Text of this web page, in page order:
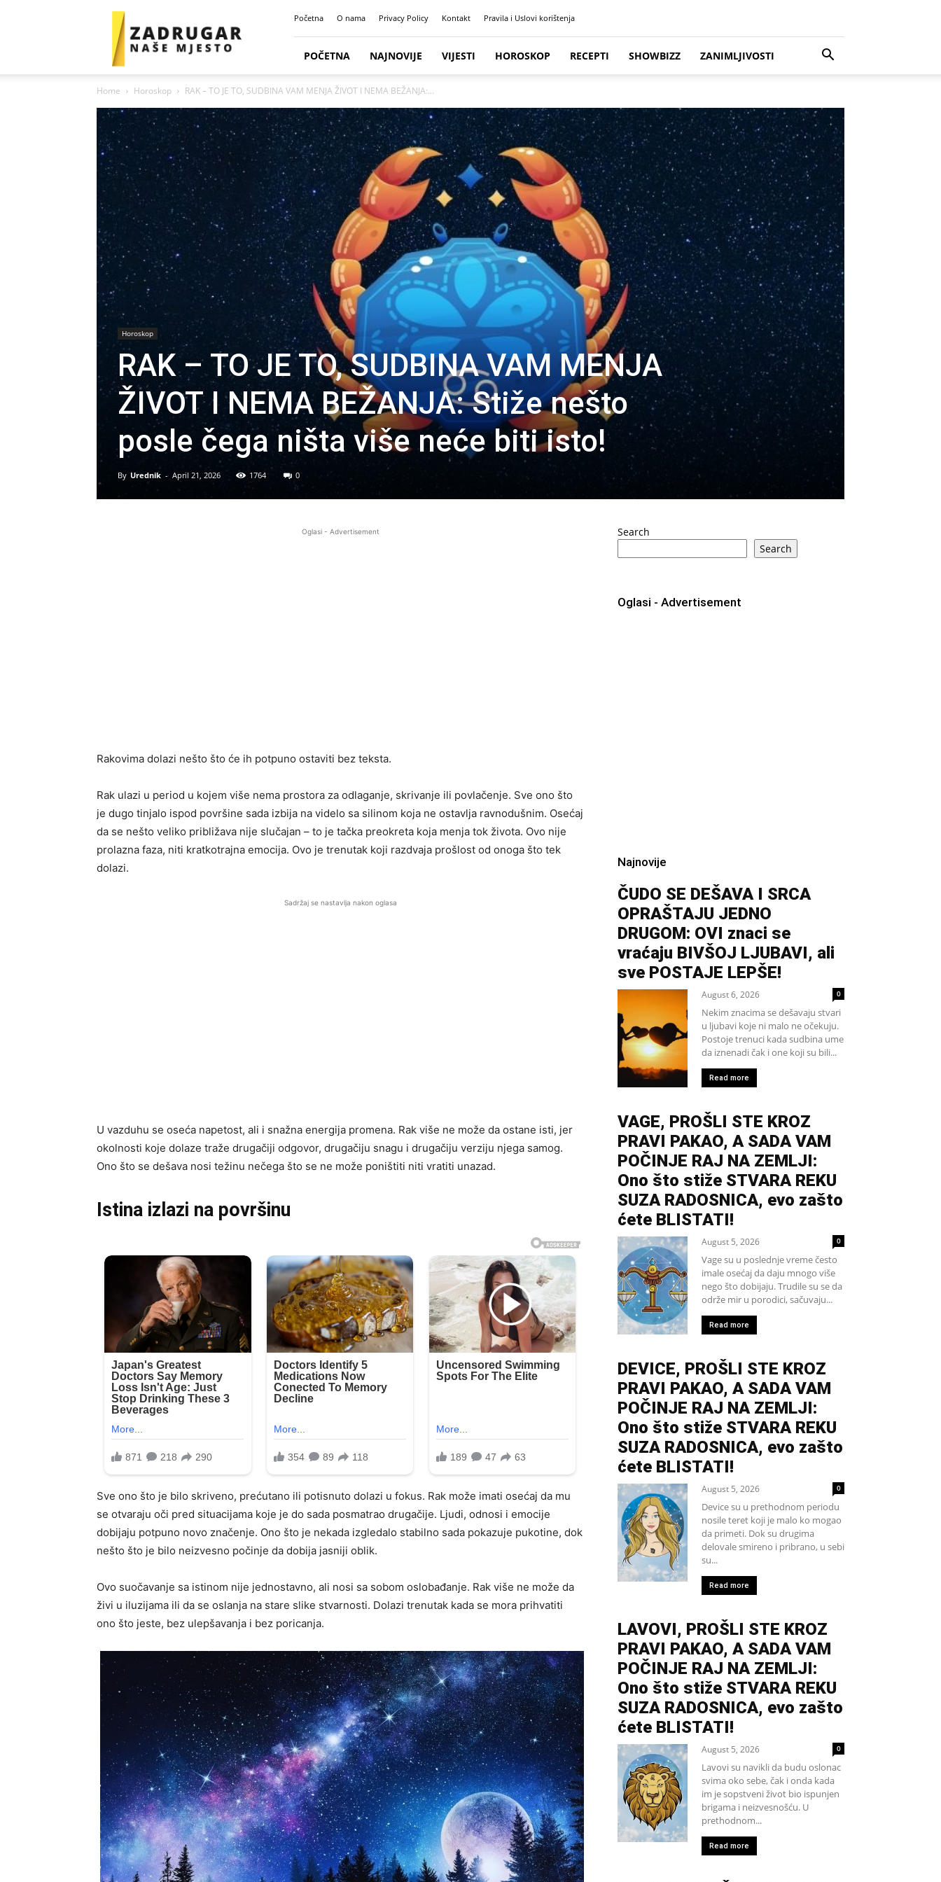
Zadrugar
Početna O nama Privacy Policy Kontakt Pravila i Uslovi korištenja
POČETNA NAJNOVIJE VIJESTI HOROSKOP RECEPTI SHOWBIZZ ZANIMLJIVOSTI
Home Horoskop RAK – TO JE TO, SUDBINA VAM MENJA ŽIVOT I NEMA BEŽANJA:...
Horoskop
RAK – TO JE TO, SUDBINA VAM MENJA
ŽIVOT I NEMA BEŽANJA: Stiže nešto
posle čega ništa više neće biti isto!
By Urednik - April 21, 2026 1764 0
Oglasi - Advertisement
Rakovima dolazi nešto što će ih potpuno ostaviti bez teksta.
Rak ulazi u period u kojem više nema prostora za odlaganje, skrivanje ili povlačenje. Sve ono što
je dugo tinjalo ispod površine sada izbija na videlo sa silinom koja ne ostavlja ravnodušnim. Osećaj
da se nešto veliko približava nije slučajan – to je tačka preokreta koja menja tok života. Ovo nije
prolazna faza, niti kratkotrajna emocija. Ovo je trenutak koji razdvaja prošlost od onoga što tek
dolazi.
Sadržaj se nastavlja nakon oglasa
U vazduhu se oseća napetost, ali i snažna energija promena. Rak više ne može da ostane isti, jer
okolnosti koje dolaze traže drugačiji odgovor, drugačiju snagu i drugačiju verziju njega samog.
Ono što se dešava nosi težinu nečega što se ne može poništiti niti vratiti unazad.
Istina izlazi na površinu
Sve ono što je bilo skriveno, prećutano ili potisnuto dolazi u fokus. Rak može imati osećaj da mu
se otvaraju oči pred situacijama koje je do sada posmatrao drugačije. Ljudi, odnosi i emocije
dobijaju potpuno novo značenje. Ono što je nekada izgledalo stabilno sada pokazuje pukotine, dok
nešto što je bilo neizvesno počinje da dobija jasniji oblik.
Ovo suočavanje sa istinom nije jednostavno, ali nosi sa sobom oslobađanje. Rak više ne može da
živi u iluzijama ili da se oslanja na stare slike stvarnosti. Dolazi trenutak kada se mora prihvatiti
ono što jeste, bez ulepšavanja i bez poricanja.
Search
Search
Oglasi - Advertisement
Najnovije
ČUDO SE DEŠAVA I SRCA
OPRAŠTAJU JEDNO
DRUGOM: OVI znaci se
vraćaju BIVŠOJ LJUBAVI, ali
sve POSTAJE LEPŠE!
August 6, 2026 0
Nekim znacima se dešavaju stvari
u ljubavi koje ni malo ne očekuju.
Postoje trenuci kada sudbina ume
da iznenadi čak i one koji su bili...
Read more
VAGE, PROŠLI STE KROZ
PRAVI PAKAO, A SADA VAM
POČINJE RAJ NA ZEMLJI:
Ono što stiže STVARA REKU
SUZA RADOSNICA, evo zašto
ćete BLISTATI!
August 5, 2026 0
Vage su u poslednje vreme često
imale osećaj da daju mnogo više
nego što dobijaju. Trudile su se da
održe mir u porodici, sačuvaju...
Read more
DEVICE, PROŠLI STE KROZ
PRAVI PAKAO, A SADA VAM
POČINJE RAJ NA ZEMLJI:
Ono što stiže STVARA REKU
SUZA RADOSNICA, evo zašto
ćete BLISTATI!
August 5, 2026 0
Device su u prethodnom periodu
nosile teret koji je malo ko mogao
da primeti. Dok su drugima
delovale smireno i pribrano, u sebi
su...
Read more
LAVOVI, PROŠLI STE KROZ
PRAVI PAKAO, A SADA VAM
POČINJE RAJ NA ZEMLJI:
Ono što stiže STVARA REKU
SUZA RADOSNICA, evo zašto
ćete BLISTATI!
August 5, 2026 0
Lavovi su navikli da budu oslonac
svima oko sebe, čak i onda kada
im je sopstveni život bio ispunjen
brigama i neizvesnošću. U
prethodnom...
Read more